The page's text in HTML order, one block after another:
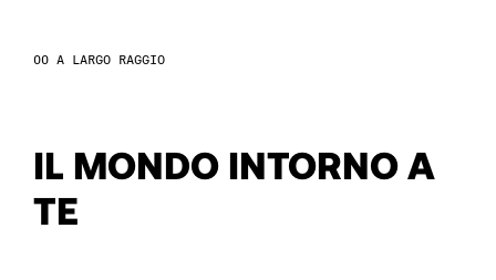
64
65
A LARGO RAGGIO
IL MONDO INTORNO A
TE